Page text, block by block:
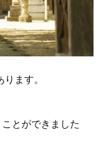
ます。
とができました